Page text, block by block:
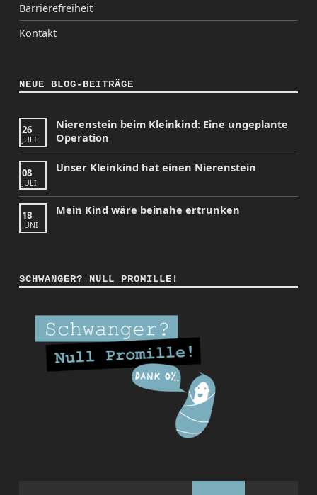
Barrierefreiheit
Kontakt
NEUE BLOG-BEITRÄGE
26
JULI
Nierenstein beim Kleinkind: Eine ungeplante
Operation
08
JULI
Unser Kleinkind hat einen Nierenstein
18
JUNI
Mein Kind wäre beinahe ertrunken
SCHWANGER? NULL PROMILLE!
FacebookYouTubeBack to top ↑